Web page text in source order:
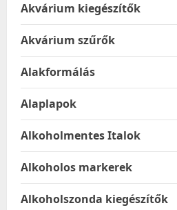
Akvárium kiegészítők
Akvárium szűrők
Alakformálás
Alaplapok
Alkoholmentes Italok
Alkoholos markerek
Alkoholszonda kiegészítők